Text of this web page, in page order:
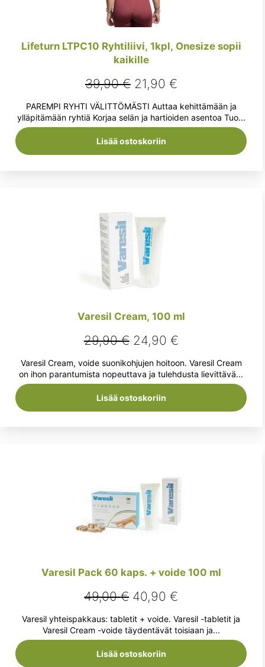
Lifeturn LTPC10 Ryhtiliivi, 1kpl, Onesize sopii
kaikille
39,90€ Alkuperäinen
hinta
oli:
39,90 €.
21,90 €Nykyinen
hinta
on:
PAREMPI RYHTI VÄLITTÖMÄSTI Auttaa kehittämään ja
ylläpitämään ryhtiä Korjaa selän ja hartioiden asentoa Tuo...
Lisää ostoskoriin
Varesil Cream, 100 ml
29,90€ Alkuperäinen
hinta
oli:
29,90 €.
24,90 €Nykyinen
hinta
on:
Varesil Cream, voide suonikohjujen hoitoon. Varesil Cream
on ihon parantumista nopeuttava ja tulehdusta lievittävä...
Lisää ostoskoriin
Varesil Pack 60 kaps. + voide 100 ml
49,00€ Alkuperäinen
hinta
oli:
49,00 €.
40,90€
hinta
on:
Varesil yhteispakkaus: tabletit + voide. Varesil -tabletit ja
Varesil Cream -voide täydentävät toisiaan ja...
Lisää ostoskoriin